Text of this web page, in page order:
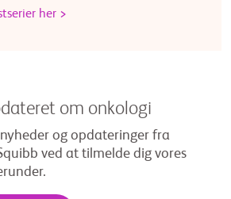
her >
om onkologi
nyheder og opdateringer fra
ved at tilmelde dig vores